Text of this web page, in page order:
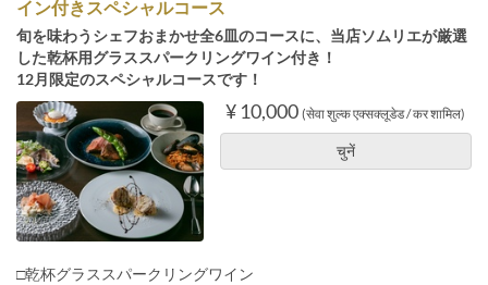
イン付きスペシャルコース
旬を味わうシェフおまかせ全6皿のコースに、当店ソムリエが厳選
した乾杯用グラススパークリングワイン付き！
12月限定のスペシャルコースです！
¥ 10,000 (सेवा शुल्क एक्सक्लूडेड / कर शामिल)
चुनें
□乾杯グラススパークリングワイン